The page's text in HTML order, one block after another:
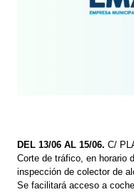
DEL 13/06 AL 15/06.C/
Corte de tráfico, en horario
inspección de colector de
Se facilitará acceso a